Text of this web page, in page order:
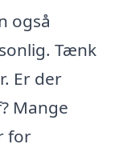
også
Tænk
Er der
Mange
for